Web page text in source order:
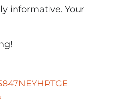
informative. Your